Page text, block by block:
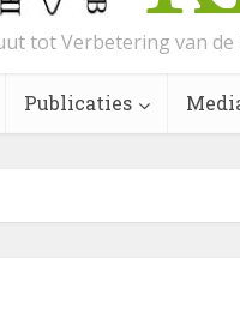
tot Verbetering van de
Publicaties